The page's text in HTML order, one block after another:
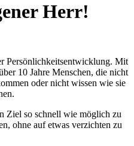
Herr!
Persönlichkeitsentwicklung. Mit
10 Jahre Menschen, die nicht
oder nicht wissen wie sie
Ziel so schnell wie möglich zu
ohne auf etwas verzichten zu